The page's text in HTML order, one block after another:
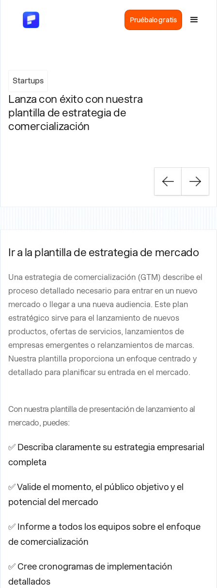
Pruébalo gratis
Startups
Lanza con éxito con nuestra
plantilla de estrategia de
comercialización
Ir a la plantilla de estrategia de mercado
Una estrategia de comercialización (GTM) describe el
proceso detallado necesario para entrar en un nuevo
mercado o llegar a una nueva audiencia. Este plan
estratégico sirve para el lanzamiento de nuevos
productos, ofertas de servicios, lanzamientos de
empresas emergentes o relanzamientos de marcas.
Nuestra plantilla proporciona un enfoque centrado y
detallado para planificar su entrada en el mercado.
Con nuestra plantilla de presentación de lanzamiento al
mercado, puedes:
✅ Describa claramente su estrategia empresarial
completa
✅ Valide el momento, el público objetivo y el
potencial del mercado
✅ Informe a todos los equipos sobre el enfoque
de comercialización
✅ Cree cronogramas de implementación
detallados